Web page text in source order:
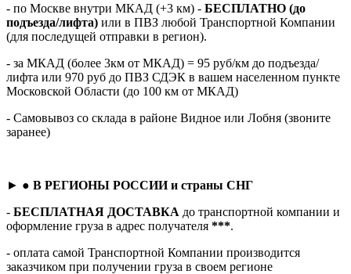
- по Москве внутри МКАД (+3 км) - БЕСПЛАТНО (до
подъезда/лифта) или в ПВЗ любой Транспортной Компании
(для последущей отправки в регион).
- за МКАД (более 3км от МКАД) = 95 руб/км до подъезда/
лифта или 970 руб до ПВЗ СДЭК в вашем населенном пункте
Московской Области (до 100 км от МКАД)
- Самовывоз со склада в районе Видное или Лобня (звоните
заранее)
► ● В РЕГИОНЫ РОССИИ и страны СНГ
- БЕСПЛАТНАЯ ДОСТАВКА до транспортной компании и
оформление груза в адрес получателя ***.
- оплата самой Транспортной Компании производится
заказчиком при получении груза в своем регионе